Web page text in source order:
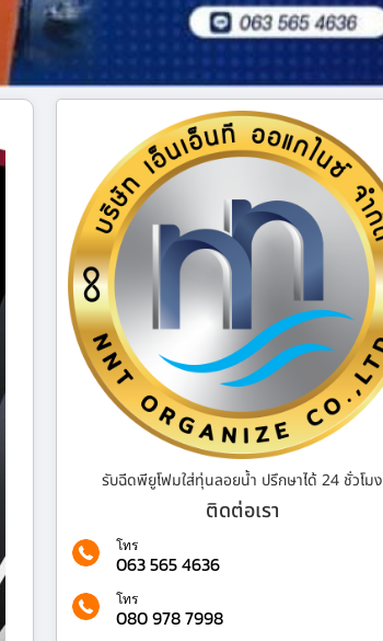
รับฉีดพียูโฟมใส่ทุ่นลอยน้ำ ปรึกษาได้ 24 ชั่วโมง
ติดต่อเรา
โทร
063 565 4636
โทร
080 978 7998